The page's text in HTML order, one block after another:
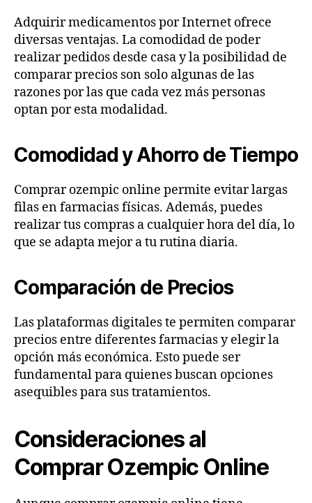
Adquirir medicamentos por Internet ofrece
diversas ventajas. La comodidad de poder
realizar pedidos desde casa y la posibilidad de
comparar precios son solo algunas de las
razones por las que cada vez más personas
optan por esta modalidad.
Comodidad y Ahorro de Tiempo
Comprar ozempic online permite evitar largas
filas en farmacias físicas. Además, puedes
realizar tus compras a cualquier hora del día, lo
que se adapta mejor a tu rutina diaria.
Comparación de Precios
Las plataformas digitales te permiten comparar
precios entre diferentes farmacias y elegir la
opción más económica. Esto puede ser
fundamental para quienes buscan opciones
asequibles para sus tratamientos.
Consideraciones al
Comprar Ozempic Online